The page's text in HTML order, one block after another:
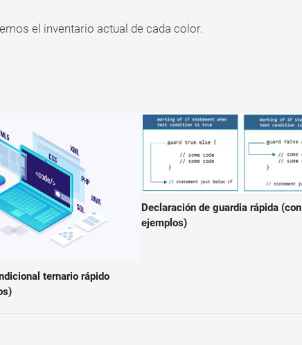
el inventario actual de cada color.
ternario rápido
Declaración de guardia rápida (con
ejemplos)